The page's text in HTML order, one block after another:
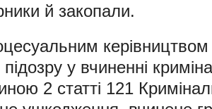
й закопали.
у вчиненні
2 статті 121